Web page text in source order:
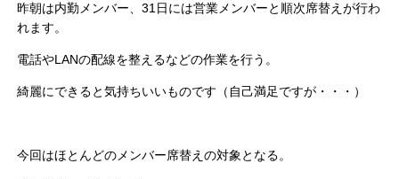
昨朝は内勤メンバー、31日には営業メンバーと順次席替えが行わ
れます。
電話やLANの配線を整えるなどの作業を行う。
綺麗にできると気持ちいいものです（自己満足ですが・・・）
今回はほとんどのメンバー席替えの対象となる。